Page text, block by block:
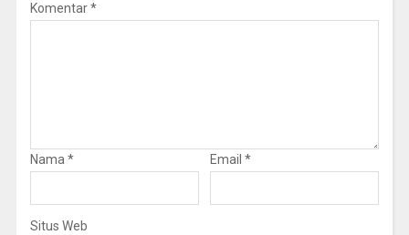
Komentar*
Nama * Email *
Situs Web